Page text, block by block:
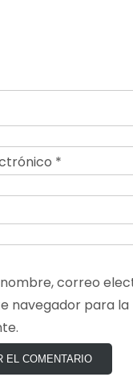
*
correo
navegador para la